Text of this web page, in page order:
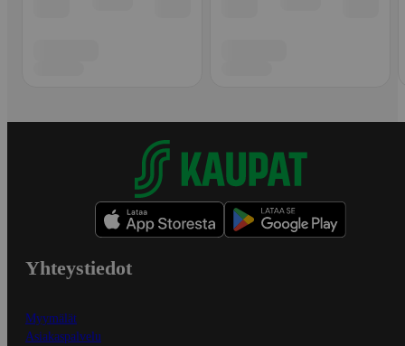
Yhteystiedot
Myymälät
Asiakaspalvelu